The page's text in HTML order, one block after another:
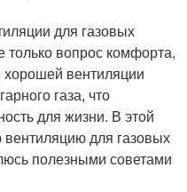
для газовых
только вопрос комфорта,
хорошей вентиляции
газа, что
для жизни. В этой
вентиляцию для газовых
полезными советами